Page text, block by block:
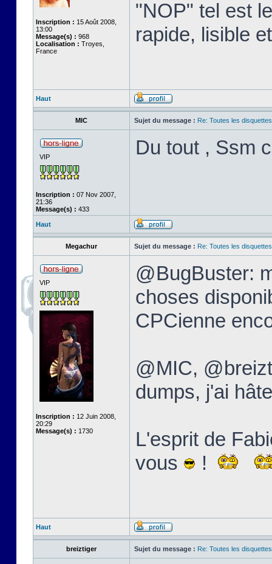
Inscription : 15 Août 2008,
13:00
Message(s) : 968
Localisation : Troyes,
France
"NOP" tel est
rapide, lisible
Haut
MIC Sujet du message : Re: Toutes les
VIP
Inscription : 07 Nov 2007,
21:36
Message(s) : 433
Du tout , Ssm
Haut
Megachur Sujet du message : Re: Toutes les
VIP
Inscription : 12 Juin 2008,
20:29
Message(s) : 1730
@BugBuster:
choses
CPCienne
@MIC,
dumps, j'ai
L'esprit de
vous
!
Haut
breiztiger Sujet du message : Re: Toutes les